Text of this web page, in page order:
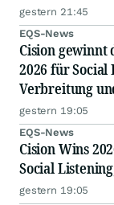
gestern 21:45
EQS-News
Cision gewinnt
2026 für
Verbreitung
gestern 19:05
EQS-News
Cision Wins
Social
gestern 19:05